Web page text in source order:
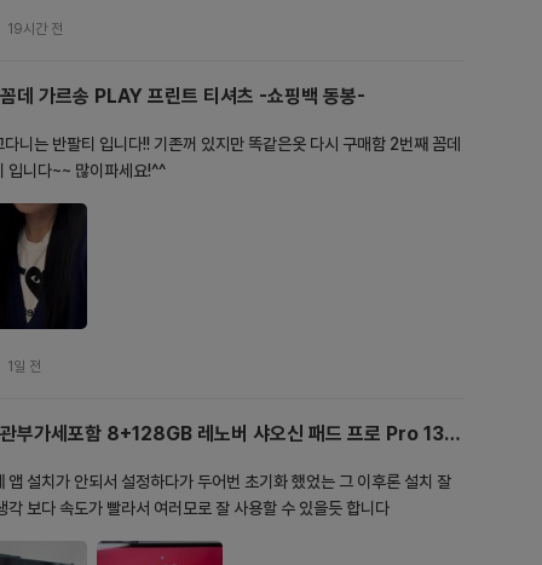
19시간 전
꼼데 가르송 PLAY 프린트 티셔츠 -쇼핑백 동봉-
다니는 반팔티 입니다!! 기존꺼 있지만 똑같은옷 다시 구매함 2번째 꼼데
입니다~~ 많이파세요!^^
1일 전
관부가세포함 8+128GB 레노버 샤오신 패드 프로 Pro 13
국내수버전
앱 설치가 안되서 설정하다가 두어번 초기화 했었는 그 이후론 설치 잘
각 보다 속도가 빨라서 여러모로 잘 사용할 수 있을듯 합니다